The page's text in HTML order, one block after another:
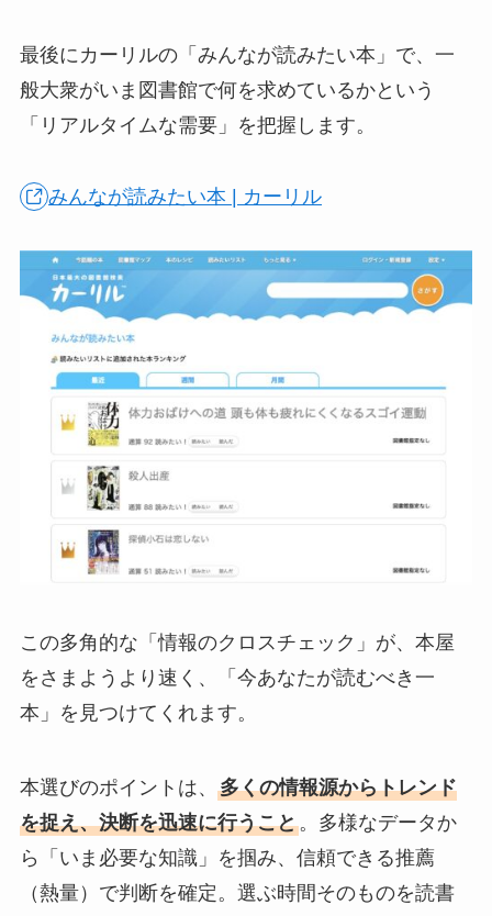
最後にカーリルの「みんなが読みたい本」で、一
般大衆がいま図書館で何を求めているかという
「リアルタイムな需要」を把握します。
みんなが読みたい本 | カーリル
この多角的な「情報のクロスチェック」が、本屋
をさまようより速く、「今あなたが読むべき一
本」を見つけてくれます。
本選びのポイントは、 多くの情報源からトレンド
を捉え、決断を迅速に行うこと。多様なデータか
ら「いま必要な知識」を掴み、信頼できる推薦
（熱量）で判断を確定。選ぶ時間そのものを読書